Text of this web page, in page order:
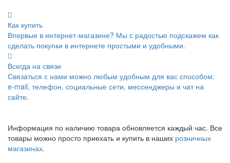
Как купить
Впервые в интернет-магазине? Мы с радостью подскажем как
сделать покупки в интернете простыми и удобными.
Всегда на связи
Связаться с нами можно любым удобным для вас способом:
e-mail, телефон, социальные сети, мессенджеры и чат на
сайте.
Информация по наличию товара обновляется каждый час. Все
товары можно просто приехать и купить в наших розничных
магазинах.